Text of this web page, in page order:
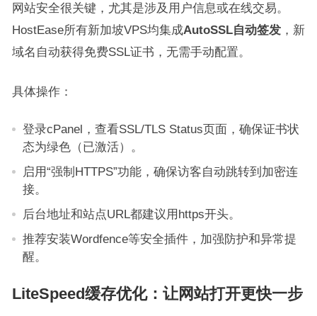
网站安全很关键，尤其是涉及用户信息或在线交易。
HostEase所有新加坡VPS均集成AutoSSL自动签发，新
域名自动获得免费SSL证书，无需手动配置。
具体操作：
登录cPanel，查看SSL/TLS Status页面，确保证书状
态为绿色（已激活）。
启用“强制HTTPS”功能，确保访客自动跳转到加密连
接。
后台地址和站点URL都建议用https开头。
推荐安装Wordfence等安全插件，加强防护和异常提
醒。
LiteSpeed缓存优化：让网站打开更快一步